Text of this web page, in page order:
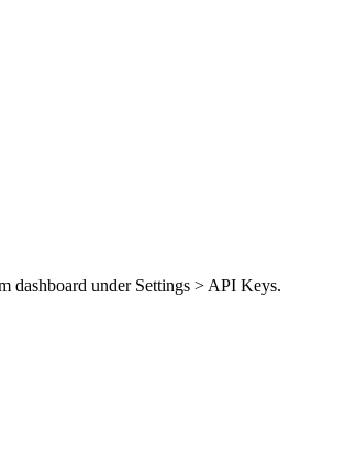
dashboard under Settings > API Keys.